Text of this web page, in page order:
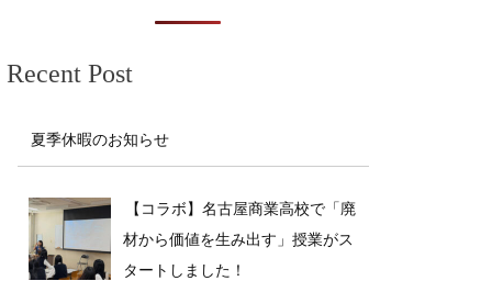
Recent Post
夏季休暇のお知らせ
【コラボ】名古屋商業高校で「廃
材から価値を生み出す」授業がス
タートしました！